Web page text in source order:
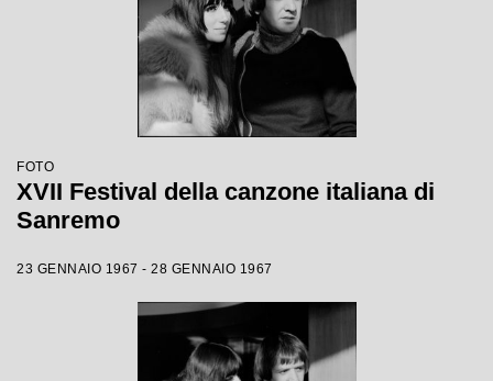
FOTO
XVII Festival della canzone italiana di
Sanremo
23 GENNAIO 1967 - 28 GENNAIO 1967